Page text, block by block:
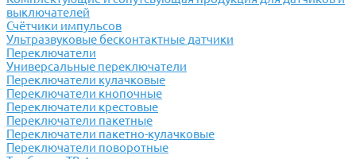
выключателей
Счётчики импульсов
Ультразвуковые бесконтактные датчики
Переключатели
Универсальные переключатели
Переключатели кулачковые
Переключатели кнопочные
Переключатели крестовые
Переключатели пакетные
Переключатели пакетно-кулачковые
Переключатели поворотные